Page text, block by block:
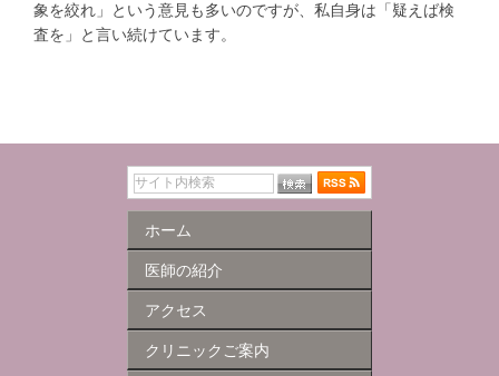
象を絞れ」という意見も多いのですが、私自身は「疑えば検
査を」と言い続けています。
ホーム
医師の紹介
アクセス
クリニックご案内